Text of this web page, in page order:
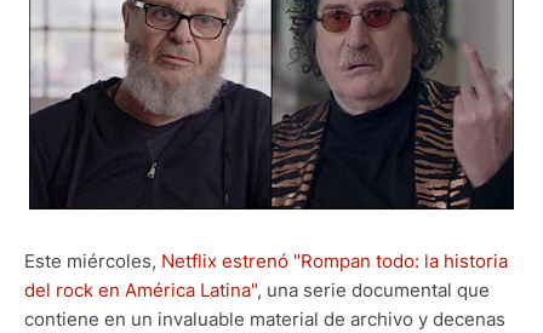
Este miércoles, Netflix estrenó "Rompan todo: la historia
del rock en América Latina", una serie documental que
contiene en un invaluable material de archivo y decenas